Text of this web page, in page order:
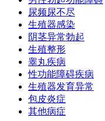
尿频尿不尽
生殖器感染
阴茎异常勃起
生殖整形
睾丸疾病
性功能障碍疾病
生殖器发育异常
包皮炎症
其他病症